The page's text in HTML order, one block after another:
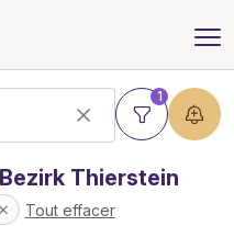
1
Thierstein
Tout effacer